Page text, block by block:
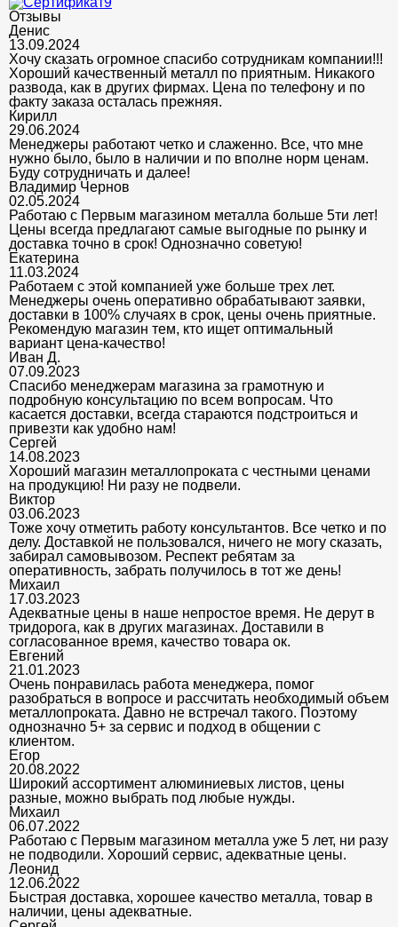
Отзывы
Денис
13.09.2024
Хочу сказать огромное спасибо сотрудникам компании!!!
Хороший качественный металл по приятным. Никакого
развода, как в других фирмах. Цена по телефону и по
факту заказа осталась прежняя.
Кирилл
29.06.2024
Менеджеры работают четко и слаженно. Все, что мне
нужно было, было в наличии и по вполне норм ценам.
Буду сотрудничать и далее!
Владимир Чернов
02.05.2024
Работаю с Первым магазином металла больше 5ти лет!
Цены всегда предлагают самые выгодные по рынку и
доставка точно в срок! Однозначно советую!
Екатерина
11.03.2024
Работаем с этой компанией уже больше трех лет.
Менеджеры очень оперативно обрабатывают заявки,
доставки в 100% случаях в срок, цены очень приятные.
Рекомендую магазин тем, кто ищет оптимальный
вариант цена-качество!
Иван Д.
07.09.2023
Спасибо менеджерам магазина за грамотную и
подробную консультацию по всем вопросам. Что
касается доставки, всегда стараются подстроиться и
привезти как удобно нам!
Сергей
14.08.2023
Хороший магазин металлопроката с честными ценами
на продукцию! Ни разу не подвели.
Виктор
03.06.2023
Тоже хочу отметить работу консультантов. Все четко и по
делу. Доставкой не пользовался, ничего не могу сказать,
забирал самовывозом. Респект ребятам за
оперативность, забрать получилось в тот же день!
Михаил
17.03.2023
Адекватные цены в наше непростое время. Не дерут в
тридорога, как в других магазинах. Доставили в
согласованное время, качество товара ок.
Евгений
21.01.2023
Очень понравилась работа менеджера, помог
разобраться в вопросе и рассчитать необходимый объем
металлопроката. Давно не встречал такого. Поэтому
однозначно 5+ за сервис и подход в общении с
клиентом.
Егор
20.08.2022
Широкий ассортимент алюминиевых листов, цены
разные, можно выбрать под любые нужды.
Михаил
06.07.2022
Работаю с Первым магазином металла уже 5 лет, ни разу
не подводили. Хороший сервис, адекватные цены.
Леонид
12.06.2022
Быстрая доставка, хорошее качество металла, товар в
наличии, цены адекватные.